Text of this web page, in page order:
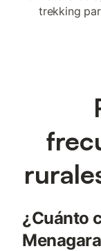
trekking
¿Cuánto